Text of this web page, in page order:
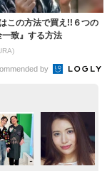
この方法で買え!!６つの
致』する方法
by